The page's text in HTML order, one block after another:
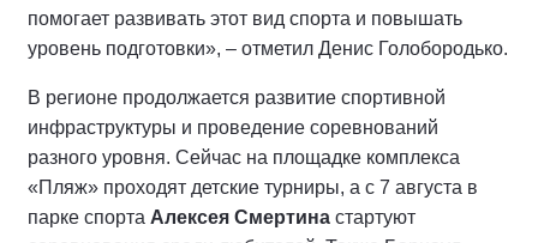
помогает развивать этот вид спорта и повышать
уровень подготовки», – отметил Денис Голобородько.
В регионе продолжается развитие спортивной
инфраструктуры и проведение соревнований
разного уровня. Сейчас на площадке комплекса
«Пляж» проходят детские турниры, а с 7 августа в
парке спорта Алексея Смертина стартуют